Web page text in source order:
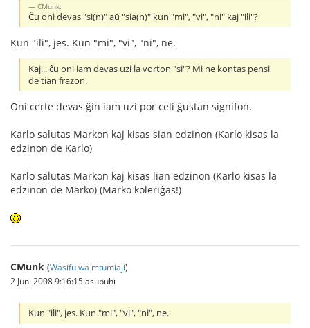
CMunk:
Ĉu oni devas "si(n)" aŭ "sia(n)" kun "mi", "vi", "ni" kaj "ili"?
Kun "ili", jes. Kun "mi", "vi", "ni", ne.
Kaj... ĉu oni iam devas uzi la vorton "si"? Mi ne kontas pensi
de tian frazon.
Oni certe devas ĝin iam uzi por celi ĝustan signifon.
Karlo salutas Markon kaj kisas sian edzinon (Karlo kisas la
edzinon de Karlo)
Karlo salutas Markon kaj kisas lian edzinon (Karlo kisas la
edzinon de Marko) (Marko koleriĝas!)
CMunk (Wasifu wa mtumiaji)
2 Juni 2008 9:16:15 asubuhi
Kun "ili", jes. Kun "mi", "vi", "ni", ne.